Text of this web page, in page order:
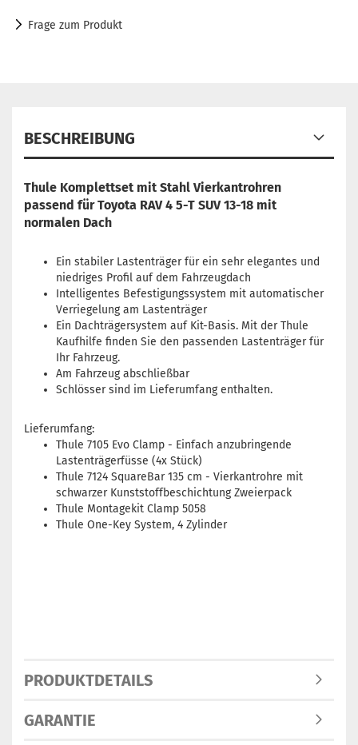
Frage zum Produkt
BESCHREIBUNG
Thule Komplettset mit Stahl Vierkantrohren
passend für Toyota RAV 4 5-T SUV 13-18 mit
normalen Dach
Ein stabiler Lastenträger für ein sehr elegantes und
niedriges Profil auf dem Fahrzeugdach
Intelligentes Befestigungssystem mit automatischer
Verriegelung am Lastenträger
Ein Dachträgersystem auf Kit-Basis. Mit der Thule
Kaufhilfe finden Sie den passenden Lastenträger für
Ihr Fahrzeug.
Am Fahrzeug abschließbar
Schlösser sind im Lieferumfang enthalten.
Lieferumfang:
Thule 7105 Evo Clamp - Einfach anzubringende
Lastenträgerfüsse (4x Stück)
Thule 7124 SquareBar 135 cm - Vierkantrohre mit
schwarzer Kunststoffbeschichtung Zweierpack
Thule Montagekit Clamp 5058
Thule One-Key System, 4 Zylinder
PRODUKTDETAILS
GARANTIE